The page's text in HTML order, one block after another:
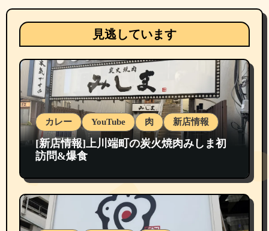
見逃しています
カレー YouTube 肉 新店情報
[新店情報]上川端町の炭火焼肉みしま初
訪問&爆食